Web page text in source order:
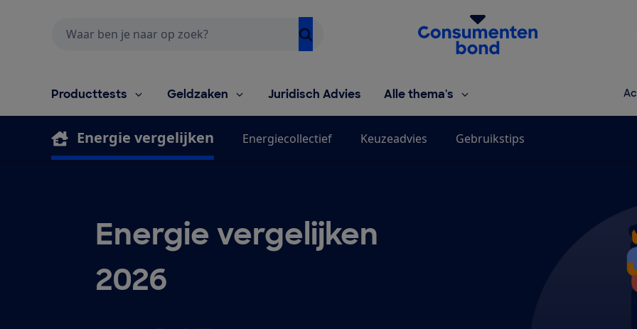
Homepage van de Consumentenbond
Producttests Geldzaken Juridisch Advies Alle thema's
Energie vergelijken Energiecollectief Keuzeadvies Gebruikstips
Energie vergelijken
2026